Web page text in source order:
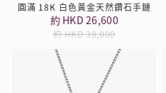
圓滿 18K 白色黃金天然鑽石手鏈
約 HKD 26,600
約 HKD 38,000